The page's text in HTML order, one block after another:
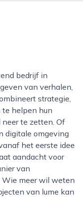
van verhalen,
strategie,
te helpen hun
te zetten. Of
digitale omgeving
het eerste idee
aandacht voor
van
Wie meer wil weten
van lume kan